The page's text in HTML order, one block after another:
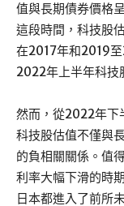
值與長期債券價格
這段時間，科技股
在2017年和2019
2022年上半年科技
然而，從2022年下
科技股估值不僅與
的負相關關係。值
利率大幅下滑的時
日本都進入了前所